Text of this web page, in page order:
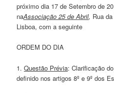
próximo dia 17 de Setembro de
naAssociação 25 de Abril, Rua
Lisboa, com a seguinte
ORDEM DO DIA
1.Questão Prévia: Clarificação
definido nos artigos 8º e 9º dos